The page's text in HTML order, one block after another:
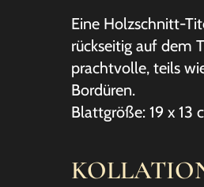
Eine Holzschnitt-
rückseitig auf dem
prachtvolle, teils
Bordüren.
Blattgröße: 19 x 13